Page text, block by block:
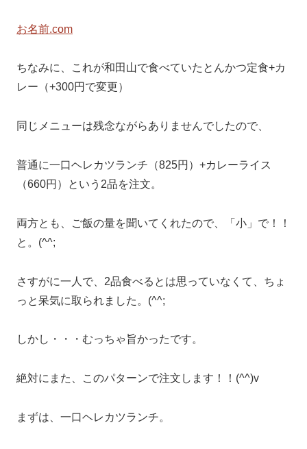
お名前.com
ちなみに、これが和田山で食べていたとんかつ定食+カ
レー（+300円で変更）
同じメニューは残念ながらありませんでしたので、
普通に一口ヘレカツランチ（825円）+カレーライス
（660円）という2品を注文。
両方とも、ご飯の量を聞いてくれたので、「小」で！！
と。(^^;
さすがに一人で、2品食べるとは思っていなくて、ちょ
っと呆気に取られました。(^^;
しかし・・・むっちゃ旨かったです。
絶対にまた、このパターンで注文します！！(^^)v
まずは、一口ヘレカツランチ。